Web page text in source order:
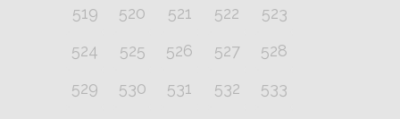
519
520 521 522
523
524
525 526 527
528
529
530 531 532
533